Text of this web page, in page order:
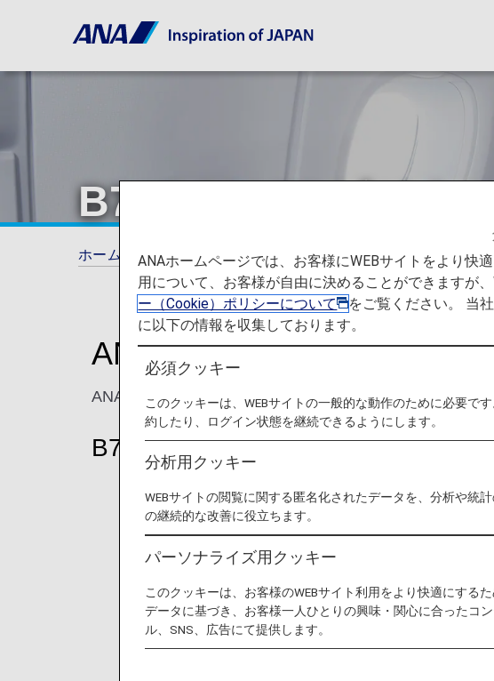
B767-300ERビジネ
ホーム ご旅行の準備 シート一覧 B767-300ERビジネ
ANA BUSINESS CRADLE
ANAのB767-300ER ビジネスクラス 座席・シートにつ
B767-300ER（202席）
ANAホームページでは、お客様にWEBサイトをより快
用について、お客様が自由に決めることができますが
ー（Cookie）ポリシーについて
をご覧ください。 当
に以下の情報を収集しております。
必須クッキー
このクッキーは、WEBサイトの一般的な動作のために必要で
約したり、ログイン状態を継続できるようにします。
分析用クッキー
WEBサイトの閲覧に関する匿名化されたデータを、分析や統
の継続的な改善に役立ちます。
パーソナライズ用クッキー
このクッキーは、お客様のWEBサイト利用をより快適にする
データに基づき、お客様一人ひとりの興味・関心に合ったコ
ル、SNS、広告にて提供します。